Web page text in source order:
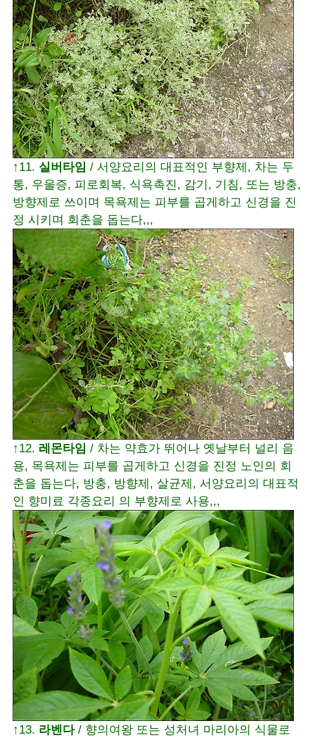
↑11. 실버타임 / 서양요리의 대표적인 부향제, 차는 두
통, 우울증, 피로회복, 식욕촉진, 감기, 기침, 또는 방충,
방향제로 쓰이며 목욕제는 피부를 곱게하고 신경을 진
정 시키며 회춘을 돕는다,,,
↑12. 레몬타임 / 차는 약효가 뛰어나 옛날부터 널리 음
용, 목욕제는 피부를 곱게하고 신경을 진정 노인의 회
춘을 돕는다, 방충, 방향제, 살균제, 서양요리의 대표적
인 향미료 각종요리 의 부향제로 사용,,,
↑13. 라벤다/ 향의여왕 또는 성처녀 마리아의 식물로